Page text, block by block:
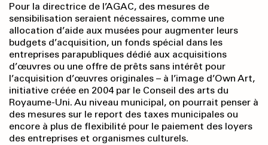
Pour la directrice de l’AGAC, des mesures de
sensibilisation seraient nécessaires, comme une
allocation d’aide aux musées pour augmenter leurs
budgets d’acquisition, un fonds spécial dans les
entreprises parapubliques dédié aux acquisitions
d’œuvres ou une offre de prêts sans intérêt pour
l’acquisition d’œuvres originales – à l’image d’Own Art,
initiative créée en 2004 par le Conseil des arts du
Royaume-Uni. Au niveau municipal, on pourrait penser à
des mesures sur le report des taxes municipales ou
encore à plus de flexibilité pour le paiement des loyers
des entreprises et organismes culturels.